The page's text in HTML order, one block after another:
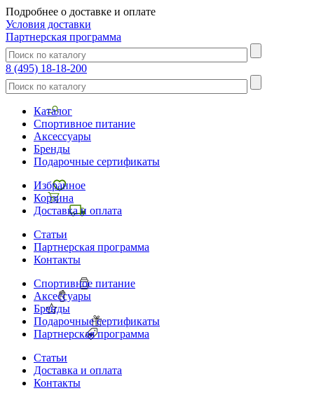
Подробнее о доставке и оплате
Условия доставки
Партнерская программа
8 (495) 18-18-200
Каталог
Спортивное питание
Аксессуары
Бренды
Подарочные сертификаты
Избранное
Корзина
Доставка и оплата
Статьи
Партнерская программа
Контакты
Спортивное питание
Аксессуары
Бренды
Подарочные сертификаты
Партнерская программа
Статьи
Доставка и оплата
Контакты